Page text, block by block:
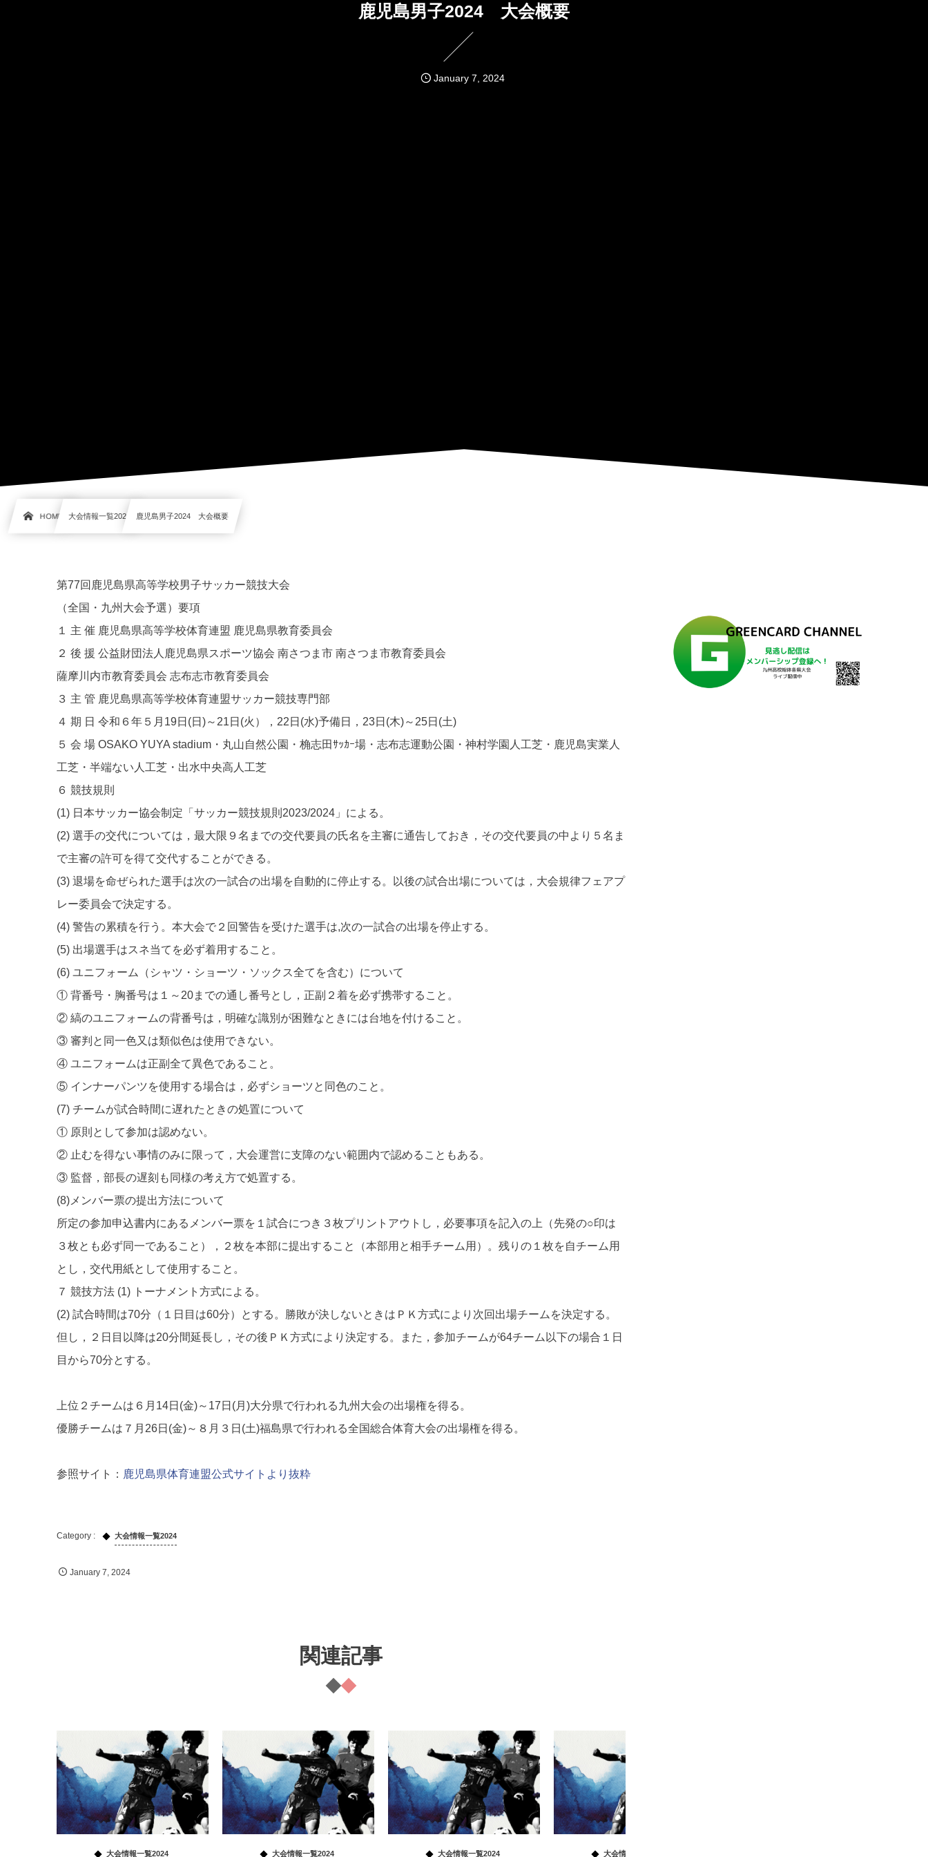
鹿児島男子2024 大会概要
January 7, 2024
HOME 大会情報一覧2024 鹿児島男子2024 大会概要
第77回鹿児島県高等学校男子サッカー競技大会
（全国・九州大会予選）要項
１ 主 催 鹿児島県高等学校体育連盟 鹿児島県教育委員会
２ 後 援 公益財団法人鹿児島県スポーツ協会 南さつま市 南さつま市教育委員会
薩摩川内市教育委員会 志布志市教育委員会
３ 主 管 鹿児島県高等学校体育連盟サッカー競技専門部
４ 期 日 令和６年５月19日(日)～21日(火），22日(水)予備日，23日(木)～25日(土)
５ 会 場 OSAKO YUYA stadium・丸山自然公園・桷志田ｻｯｶｰ場・志布志運動公園・神村学園人工芝・鹿児島実業人
工芝・半端ない人工芝・出水中央高人工芝
６ 競技規則
(1) 日本サッカー協会制定「サッカー競技規則2023/2024」による。
(2) 選手の交代については，最大限９名までの交代要員の氏名を主審に通告しておき，その交代要員の中より５名ま
で主審の許可を得て交代することができる。
(3) 退場を命ぜられた選手は次の一試合の出場を自動的に停止する。以後の試合出場については，大会規律フェアプ
レー委員会で決定する。
(4) 警告の累積を行う。本大会で２回警告を受けた選手は,次の一試合の出場を停止する。
(5) 出場選手はスネ当てを必ず着用すること。
(6) ユニフォーム（シャツ・ショーツ・ソックス全てを含む）について
① 背番号・胸番号は１～20までの通し番号とし，正副２着を必ず携帯すること。
② 縞のユニフォームの背番号は，明確な識別が困難なときには台地を付けること。
③ 審判と同一色又は類似色は使用できない。
④ ユニフォームは正副全て異色であること。
⑤ インナーパンツを使用する場合は，必ずショーツと同色のこと。
(7) チームが試合時間に遅れたときの処置について
① 原則として参加は認めない。
② 止むを得ない事情のみに限って，大会運営に支障のない範囲内で認めることもある。
③ 監督，部長の遅刻も同様の考え方で処置する。
(8)メンバー票の提出方法について
所定の参加申込書内にあるメンバー票を１試合につき３枚プリントアウトし，必要事項を記入の上（先発の○印は
３枚とも必ず同一であること），２枚を本部に提出すること（本部用と相手チーム用）。残りの１枚を自チーム用
とし，交代用紙として使用すること。
７ 競技方法 (1) トーナメント方式による。
(2) 試合時間は70分（１日目は60分）とする。勝敗が決しないときはＰＫ方式により次回出場チームを決定する。
但し，２日目以降は20分間延長し，その後ＰＫ方式により決定する。また，参加チームが64チーム以下の場合１日
目から70分とする。
上位２チームは６月14日(金)～17日(月)大分県で行われる九州大会の出場権を得る。
優勝チームは７月26日(金)～８月３日(土)福島県で行われる全国総合体育大会の出場権を得る。
参照サイト： 鹿児島県体育連盟公式サイトより抜粋
大会情報一覧2024
January 7 ,2024
関連記事
大会情報一覧2024 大会情報一覧2024 大会情報一覧2024 大会情報一覧2024